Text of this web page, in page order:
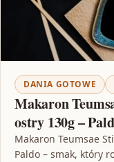
DANIA GOTOWE
Makaron
ostry 130g –
Makaron Teumsae
Paldo – smak, który